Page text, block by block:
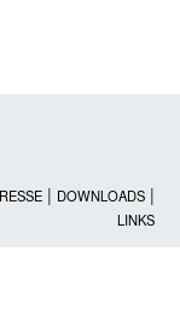
| DOWNLOADS |
LINKS